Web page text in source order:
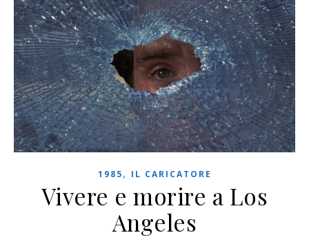
1985, IL CARICATORE
Vivere e morire a Los
Angeles